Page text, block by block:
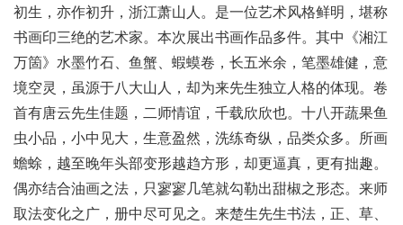
初生，亦作初升，浙江萧山人。是一位艺术风格鲜明，堪称
书画印三绝的艺术家。本次展出书画作品多件。其中《湘江
万箇》水墨竹石、鱼蟹、蝦蟆卷，长五米余，笔墨雄健，意
境空灵，虽源于八大山人，却为来先生独立人格的体现。卷
首有唐云先生佳题，二师情谊，千载欣欣也。十八开蔬果鱼
虫小品，小中见大，生意盈然，洗练奇纵，品类众多。所画
蟾蜍，越至晚年头部变形越趋方形，却更逼真，更有拙趣。
偶亦结合油画之法，只寥寥几笔就勾勒出甜椒之形态。来师
取法变化之广，册中尽可见之。来楚生先生书法，正、草、